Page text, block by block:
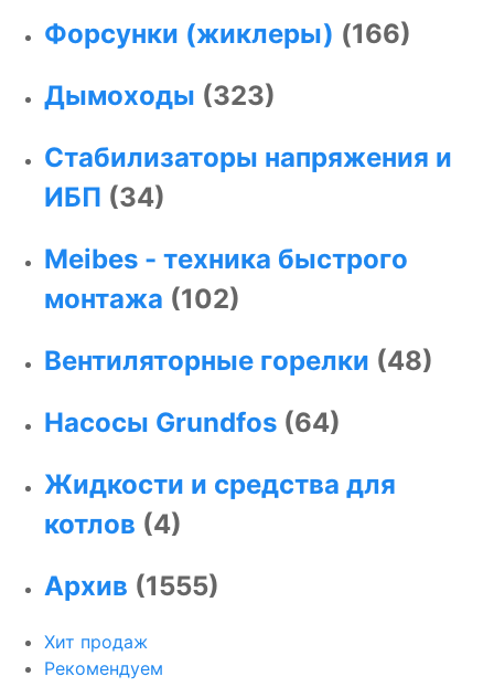
Форсунки (жиклеры) (166)
Дымоходы (323)
Стабилизаторы напряжения и
ИБП (34)
Meibes - техника быстрого
монтажа (102)
Вентиляторные горелки (48)
Насосы Grundfos (64)
Жидкости и средства для
котлов (4)
Архив (1555)
Хит продаж
Рекомендуем